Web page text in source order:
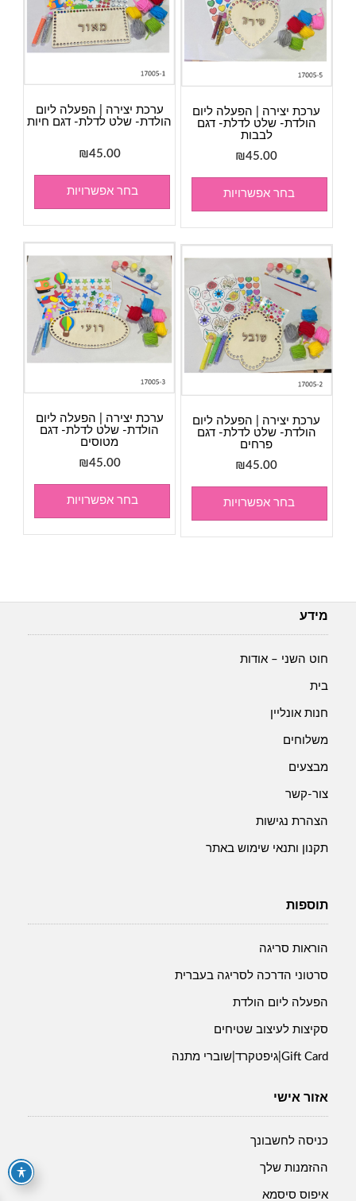
ערכת יצירה | הפעלה ליום
הולדת- שלט לדלת- דגם חיות
₪45.00
בחר אפשרויות
ערכת יצירה | הפעלה ליום
הולדת- שלט לדלת- דגם
לבבות
₪45.00
בחר אפשרויות
ערכת יצירה | הפעלה ליום
הולדת- שלט לדלת- דגם
מטוסים
₪45.00
בחר אפשרויות
ערכת יצירה | הפעלה ליום
הולדת- שלט לדלת- דגם
פרחים
₪45.00
בחר אפשרויות
מידע
חוט השני – אודות
בית
חנות אונליין
משלוחים
מבצעים
צור-קשר
הצהרת נגישות
תקנון ותנאי שימוש באתר
תוספות
הוראות סריגה
סרטוני הדרכה לסריגה בעברית
הפעלה ליום הולדת
סקיצות לעיצוב שטיחים
Gift Card|גיפטקרד|שוברי מתנה
אזור אישי
כניסה לחשבונך
ההזמנות שלך
איפוס סיסמא